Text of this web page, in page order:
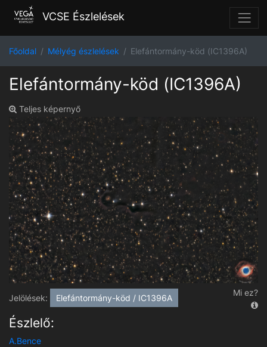
VCSE Észlelések
Főoldal Mélyég észlelések Elefántormány-köd (IC1396A)
Elefántormány-köd (IC1396A)
Teljes képernyő
Jelölések: Elefántormány-köd / IC1396A
Mi ez?
Észlelő:
A.Bence